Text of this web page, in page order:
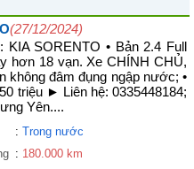
(27/12/2024)
KIA SORENTO • Bản 2.4 Full
hơn 18 vạn. Xe CHÍNH CHỦ,
không đâm đụng ngập nước; •
triệu ► Liên hệ: 0335448184;
Yên....
: Trong nước
: 180.000 km